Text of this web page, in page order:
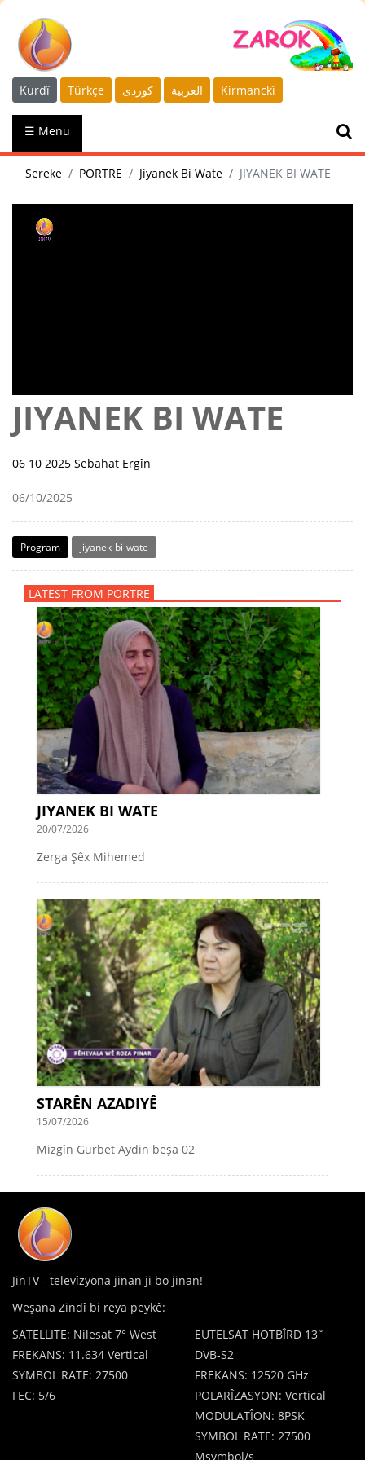
Kurdî Türkçe كوردى العربية Kirmanckî
☰ Menu
Sereke PORTRE Jiyanek Bi Wate JIYANEK BI WATE
JIYANEK BI WATE
06 10 2025 Sebahat Ergîn
06/10/2025
Program jiyanek-bi-wate
LATEST FROM PORTRE
JIYANEK BI WATE
20/07/2026
Zerga Şêx Mihemed
STARÊN AZADIYÊ
15/07/2026
Mizgîn Gurbet Aydin beşa 02
JinTV - televîzyona jinan ji bo jinan!
Weşana Zindî bi reya peykê:
SATELLITE: Nilesat 7° West
FREKANS: 11.634 Vertical
SYMBOL RATE: 27500
FEC: 5/6
EUTELSAT HOTBÎRD 13˚
DVB-S2
FREKANS: 12520 GHz
POLARÎZASYON: Vertical
MODULATÎON: 8PSK
SYMBOL RATE: 27500
Msymbol/s